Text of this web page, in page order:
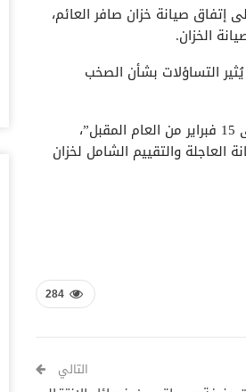
إتفاق صيانة خزان صافر العائم،
التساؤلات بشأن الصخب
وقالت اللجنة في بيان لها: “فوجئنا بإعلان الأمم المتحدة تأجيل وصول الخبراء حتى 15 فبراير من العام المقبل”،
العاجلة والتقييم الشامل لخزان
284
التالي